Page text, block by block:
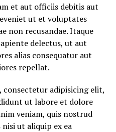
et aut officiis debitis aut
ut et voluptates
non recusandae. Itaque
delectus, ut aut
alias consequatur aut
repellat.
adipisicing elit,
ut labore et dolore
veniam, quis nostrud
ut aliquip ex ea